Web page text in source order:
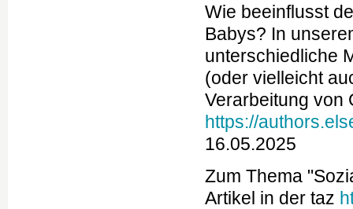
Wie beeinflusst
Babys? In
unterschiedliche
(oder vielleicht
Verarbeitung von
https://
16.05.2025
Zum Thema
Artikel in der taz